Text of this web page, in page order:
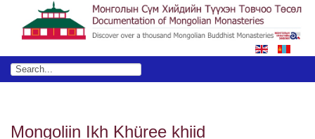
Mongoliin Ikh Khüree khiid